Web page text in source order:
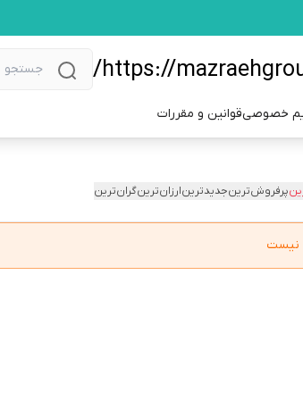
خصوصیقوانین و مقررات
پرفروش‌ترینجدیدترینارزان‌ترینگران‌ترین
نیست